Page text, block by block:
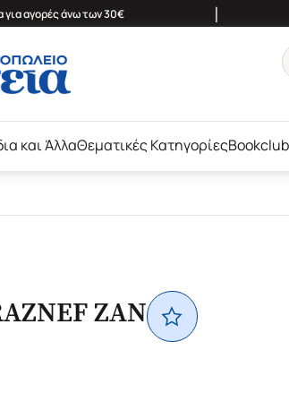
αγορές άνω των 30€ |
και ΆλλαΘεματικές ΚατηγορίεςBookclub
ZAN